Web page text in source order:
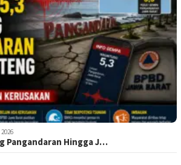
Pangandaran Hingga J…